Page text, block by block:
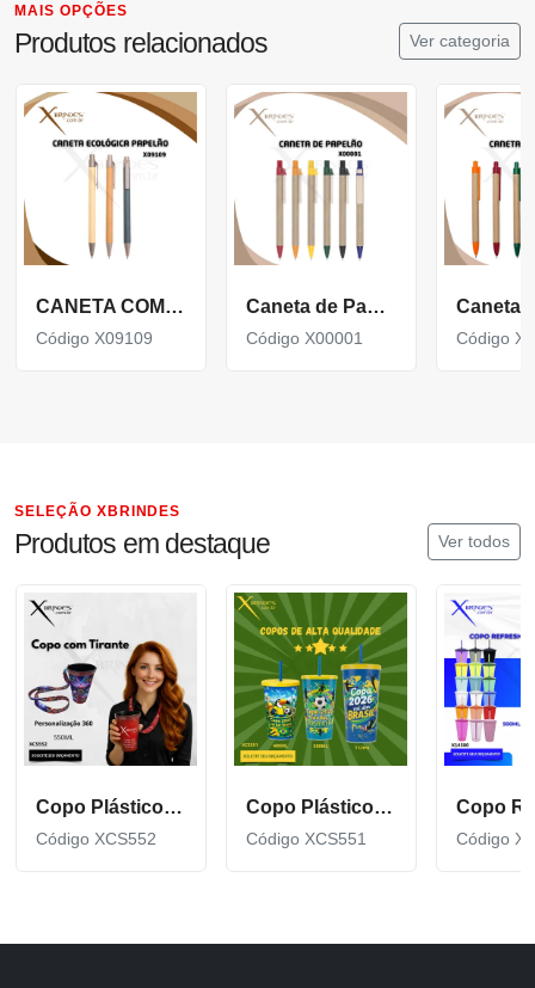
MAIS OPÇÕES
Produtos relacionados Ver categoria
CANETA COM CORPO EM PAPELÃO, PONTEIRA E CLIP EM PLÁSTICO ABS X09109
Código X09109
Caneta de Papelão Reciclado com detalhes Coloridos X00001
Código X00001 Código
SELEÇÃO XBRINDES
Produtos em destaque Ver todos
Copo Plástico de 550 ML com Tirante Personalizado XCS552
Código XCS552
Copo Plástico personalizado In Mold Label 360 XCS551
Código XCS551 Código